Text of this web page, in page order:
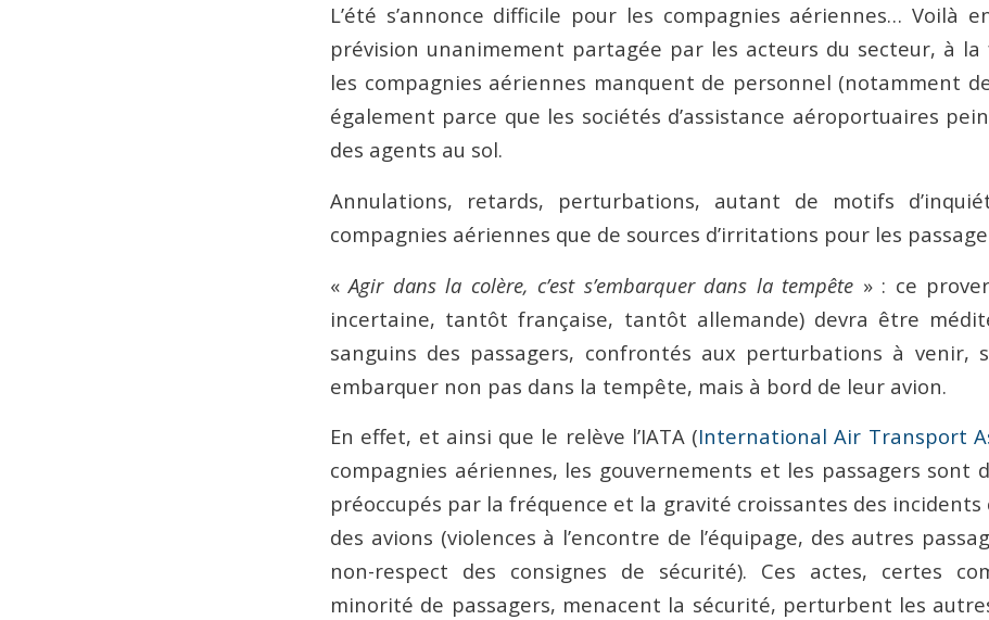
L’été s’annonce difficile pour les compagnies aériennes… Voilà
prévision unanimement partagée par les acteurs du secteur, à la
les compagnies aériennes manquent de personnel (notamment
également parce que les sociétés d’assistance aéroportuaires
des agents au sol.
Annulations, retards, perturbations, autant de motifs
compagnies aériennes que de sources d’irritations pour les
«Agir dans la colère, c’est s’embarquer dans la tempête » : ce
incertaine, tantôt française, tantôt allemande) devra être
sanguins des passagers, confrontés aux perturbations à venir,
embarquer non pas dans la tempête, mais à bord de leur avion.
En effet, et ainsi que le relève l’IATA (International Air Transport
compagnies aériennes, les gouvernements et les passagers sont
préoccupés par la fréquence et la gravité croissantes des incidents
des avions (violences à l’encontre de l’équipage, des autres
non-respect des consignes de sécurité). Ces actes, certes
minorité de passagers, menacent la sécurité, perturbent les